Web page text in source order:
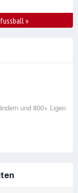
»
und 800+ Ligen